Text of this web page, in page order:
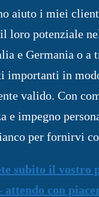
aiuto i miei
loro potenziale
e Germania o a
importanti in
valido. Con
e impegno
per fornirvi
subito il vostro
attendo con